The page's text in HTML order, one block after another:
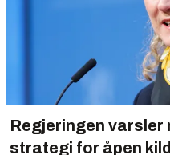
Regjeringen varsler
strategi for åpen